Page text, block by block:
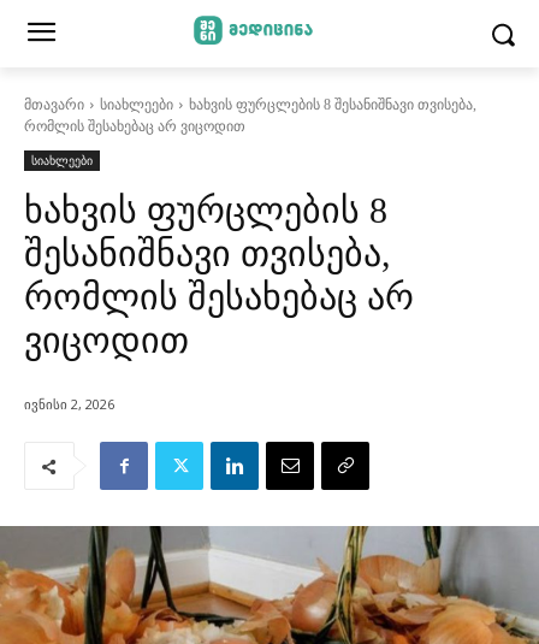
მთავარი სიახლეები
ხახვის ფურცლების 8 შესანიშნავი თვისება,
რომლის შესახებაც არ ვიცოდით
სიახლეები
ხახვის ფურცლების 8
შესანიშნავი თვისება,
რომლის შესახებაც არ
ვიცოდით
ივნისი 2, 2026